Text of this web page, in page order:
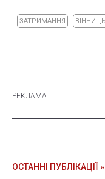
ЗАТРИМАННЯ
ОСТАННІ ПУБЛІКАЦІЇ »